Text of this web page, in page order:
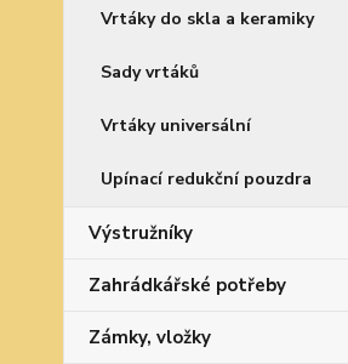
Vrtáky do skla a keramiky
Sady vrtáků
Vrtáky universální
Upínací redukční pouzdra
Výstružníky
Zahrádkářské potřeby
Zámky, vložky